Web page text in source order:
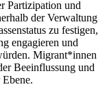
Partizipation und
der Verwaltung
zu festigen,
engagieren und
Migrant*innen
Beeinflussung und